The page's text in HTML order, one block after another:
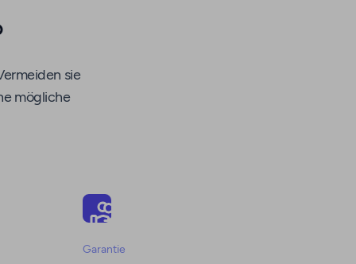
sie
mögliche
Garantie